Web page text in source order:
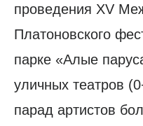
проведения XV
Платоновского
парке «Алые
уличных театров
парад артистов